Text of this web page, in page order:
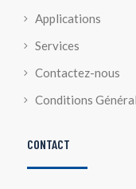
Applications
Services
Contactez-nous
Conditions
CONTACT